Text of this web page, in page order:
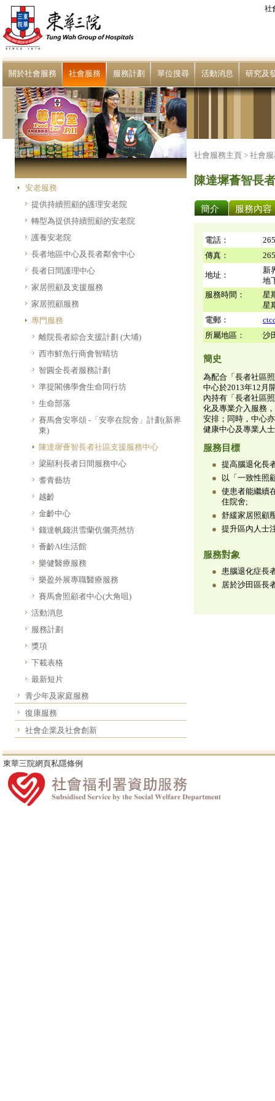
社
關於社會服務 社會服務 服務計劃 單位搜尋 活動消息 研究及
安老服務
提供持續照顧的護理安老院
轉型為提供持續照顧的安老院
護養安老院
長者地區中心及長者鄰舍中心
長者日間護理中心
家居照顧及支援服務
家居照顧服務
專門服務
離院長者綜合支援計劃 (大埔)
西巿鮮魚行商會智晴坊
智圓全長者服務計劃
準提閣佛學會生命同行坊
生命部落
賽馬會安寧頌 -「安寧在院舍」計劃(新界
東)
陳達墀薈智長者社區支援服務中心
梁顯利長者日間服務中心
耆青藝坊
越齡
金齡中心
錢達帆錢洪雪蘭伉儷亮然坊
薈齡AI生活館
樂健醫療服務
樂盈外展專職醫療服務
賽馬會照顧者中心(大角咀)
活動消息
服務計劃
獎項
下載表格
最新短片
青少年及家庭服務
復康服務
社會企業及社會創新
社會服務主頁 > 社會
陳達墀薈智長
簡介 服務內容
電話：
傳真：
地址：
新
地
服務時間：
星
星
電郵：
所屬地區：
沙
簡史
為配合「長者社區
中心於2013年12月
內持有「長者社區
化及專業介入服務
安排；同時，中心
健康中心及專業人
服務目標
提高腦退化長
以「一致性照
使患者能繼續
住院舍;
舒緩家居照顧
提升區內人士
服務對象
患腦退化症長
居於沙田區長
東華三院網頁私隱條例